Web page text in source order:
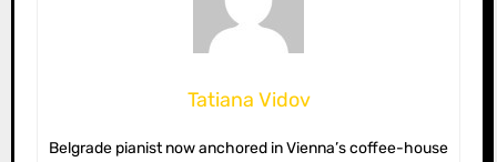
Tatiana Vidov
Belgrade pianist now anchored in Vienna’s coffee-house